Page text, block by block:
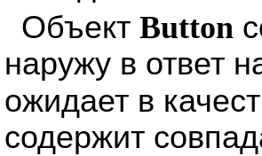
Объект Button
наружу в ответ
ожидает в
содержит